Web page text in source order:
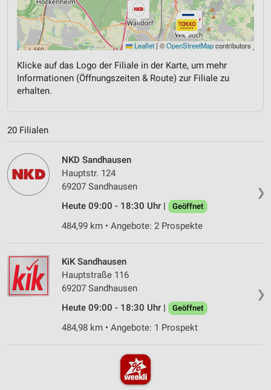
Leaflet | ©OpenStreetMapcontributors
Klicke auf das Logo der Filiale in der Karte, um mehr
Informationen (Öffnungszeiten & Route) zur Filiale zu
erhalten.
20 Filialen
❯
NKD Sandhausen
Hauptstr. 124
69207 Sandhausen
Heute 09:00 - 18:30 Uhr |
Geöffnet
484,99 km • Angebote: 2 Prospekte
❯
KiK Sandhausen
Hauptstraße 116
69207 Sandhausen
Heute 09:00 - 18:30 Uhr |
Geöffnet
484,98 km • Angebote: 1 Prospekt